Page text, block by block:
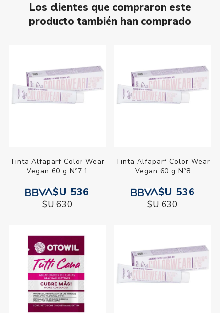
Los clientes que compraron este
producto también han comprado
Tinta Alfaparf Color Wear
Vegan 60 g Nº7.1
$U 536
$U 630
Tinta Alfaparf Color Wear
Vegan 60 g Nº8
$U 536
$U 630